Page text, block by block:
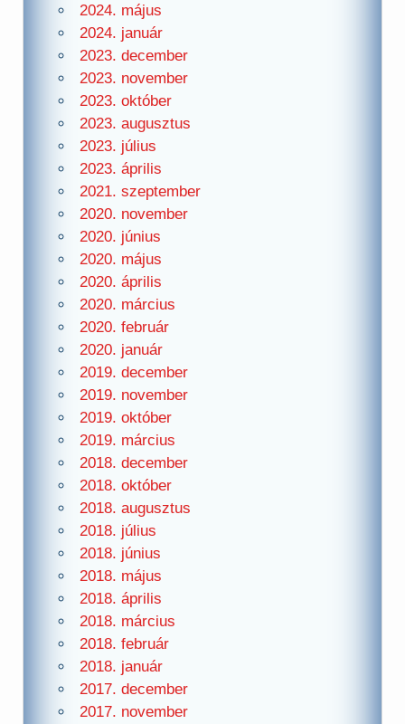
2024. május
2024. január
2023. december
2023. november
2023. október
2023. augusztus
2023. július
2023. április
2021. szeptember
2020. november
2020. június
2020. május
2020. április
2020. március
2020. február
2020. január
2019. december
2019. november
2019. október
2019. március
2018. december
2018. október
2018. augusztus
2018. július
2018. június
2018. május
2018. április
2018. március
2018. február
2018. január
2017. december
2017. november